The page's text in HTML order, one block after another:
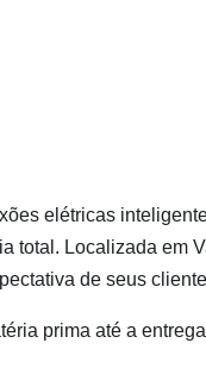
elétricas
total. Localizada
de seus
prima até a